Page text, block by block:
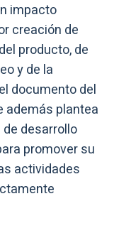
impacto
creación de
producto, de
y de la
documento del
además plantea
desarrollo
promover su
actividades